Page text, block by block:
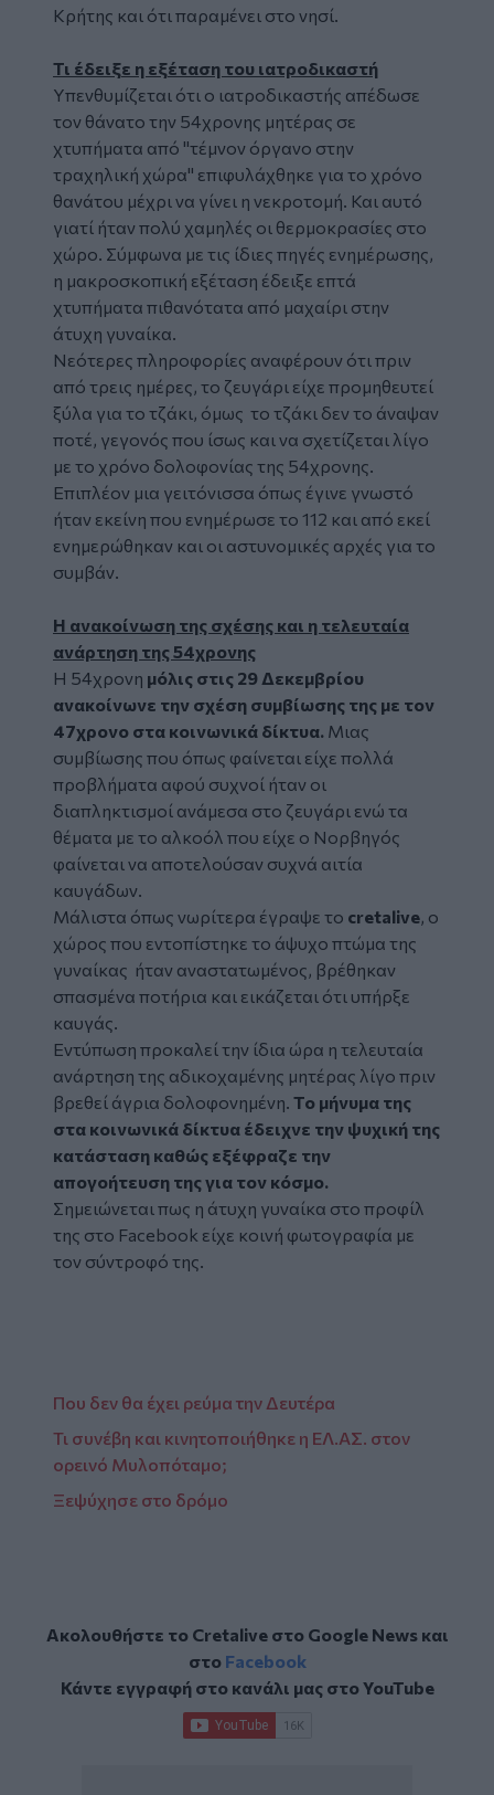
Κρήτης και ότι παραμένει στο νησί.
Τι έδειξε η εξέταση του ιατροδικαστή
Υπενθυμίζεται ότι ο ιατροδικαστής απέδωσε
τον θάνατο την 54χρονης μητέρας σε
χτυπήματα από "τέμνον όργανο στην
τραχηλική χώρα" επιφυλάχθηκε για το χρόνο
θανάτου μέχρι να γίνει η νεκροτομή. Και αυτό
γιατί ήταν πολύ χαμηλές οι θερμοκρασίες στο
χώρο. Σύμφωνα με τις ίδιες πηγές ενημέρωσης,
η μακροσκοπική εξέταση έδειξε επτά
χτυπήματα πιθανότατα από μαχαίρι στην
άτυχη γυναίκα.
Νεότερες πληροφορίες αναφέρουν ότι πριν
από τρεις ημέρες, το ζευγάρι είχε προμηθευτεί
ξύλα για το τζάκι, όμως το τζάκι δεν το άναψαν
ποτέ, γεγονός που ίσως και να σχετίζεται λίγο
με το χρόνο δολοφονίας της 54χρονης.
Επιπλέον μια γειτόνισσα όπως έγινε γνωστό
ήταν εκείνη που ενημέρωσε το 112 και από εκεί
ενημερώθηκαν και οι αστυνομικές αρχές για το
συμβάν.
Η ανακοίνωση της σχέσης και η τελευταία
ανάρτηση της 54χρονης
Η 54χρονη μόλις στις 29 Δεκεμβρίου
ανακοίνωνε την σχέση συμβίωσης της με τον
47χρονο στα κοινωνικά δίκτυα. Μιας
συμβίωσης που όπως φαίνεται είχε πολλά
προβλήματα αφού συχνοί ήταν οι
διαπληκτισμοί ανάμεσα στο ζευγάρι ενώ τα
θέματα με το αλκοόλ που είχε ο Νορβηγός
φαίνεται να αποτελούσαν συχνά αιτία
καυγάδων.
Μάλιστα όπως νωρίτερα έγραψε το cretalive, ο
χώρος που εντοπίστηκε το άψυχο πτώμα της
γυναίκας ήταν αναστατωμένος, βρέθηκαν
σπασμένα ποτήρια και εικάζεται ότι υπήρξε
καυγάς.
Εντύπωση προκαλεί την ίδια ώρα η τελευταία
ανάρτηση της αδικοχαμένης μητέρας λίγο πριν
βρεθεί άγρια δολοφονημένη. Το μήνυμα της
στα κοινωνικά δίκτυα έδειχνε την ψυχική της
κατάσταση καθώς εξέφραζε την
απογοήτευση της για τον κόσμο.
Σημειώνεται πως η άτυχη γυναίκα στο προφίλ
της στο Facebook είχε κοινή φωτογραφία με
τον σύντροφό της.
Που δεν θα έχει ρεύμα την Δευτέρα
Τι συνέβη και κινητοποιήθηκε η ΕΛ.ΑΣ. στον
ορεινό Μυλοπόταμο;
Ξεψύχησε στο δρόμο
Ακολουθήστε το Cretalive στο Google Newsκαι
στο Facebook
Κάντε εγγραφή στο κανάλι μας στοYouTube